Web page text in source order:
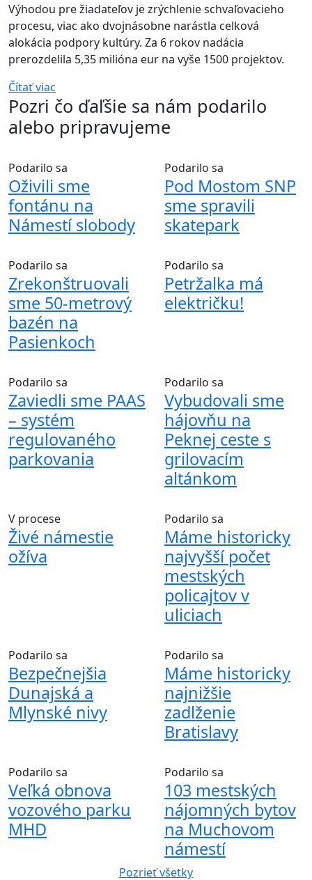
Výhodou pre žiadateľov je zrýchlenie schvaľovacieho
procesu, viac ako dvojnásobne narástla celková
alokácia podpory kultúry. Za 6 rokov nadácia
prerozdelila 5,35 milióna eur na vyše 1500 projektov.
Čítať viac
Pozri čo ďaľšie sa nám podarilo
alebo pripravujeme
Podarilo sa
Oživili sme
fontánu na
Námestí slobody
Podarilo sa
Pod Mostom SNP
sme spravili
skatepark
Podarilo sa
Zrekonštruovali
sme 50-metrový
bazén na
Pasienkoch
Podarilo sa
Petržalka má
električku!
Podarilo sa
Zaviedli sme PAAS
– systém
regulovaného
parkovania
Podarilo sa
Vybudovali sme
hájovňu na
Peknej ceste s
grilovacím
altánkom
V procese
Živé námestie
ožíva
Podarilo sa
Máme historicky
najvyšší počet
mestských
policajtov v
uliciach
Podarilo sa
Bezpečnejšia
Dunajská a
Mlynské nivy
Podarilo sa
Máme historicky
najnižšie
zadlženie
Bratislavy
Podarilo sa
Veľká obnova
vozového parku
MHD
Podarilo sa
103 mestských
nájomných bytov
na Muchovom
námestí
Pozrieť všetky